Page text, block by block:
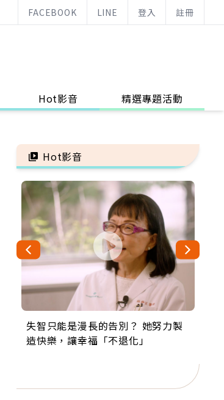
FACEBOOK LINE 登入 註冊
Hot影音 精選專題活動
Hot影音
失智只能是漫長的告別？ 她努力製
造快樂，讓幸福「不退化」
來自剛果的巧克力神父 為台灣奉獻
36年 「台灣是我的家，我連作夢都
63歲卸矽谷副總、搬回台灣找快
樂！「蛋黃哥小丑」走進安養院，
104歲打破金氏世界紀錄 成為全球
最年長羽球選手，分享長壽的秘密
事業巔峰他選擇追夢…黑手阿伯拉
小提琴還登上小巨蛋！連CNN都大